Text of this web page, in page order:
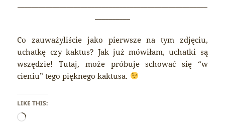
Co zauważyliście jako pierwsze na tym zdjęciu,
uchatkę czy kaktus? Jak już mówiłam, uchatki są
wszędzie! Tutaj, może próbuje schować się “w
cieniu” tego pięknego kaktusa.
LIKE THIS:
Loading…